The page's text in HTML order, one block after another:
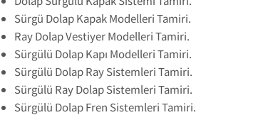
Sürgü Dolap Kapak Modelleri Tamiri.
Ray Dolap Vestiyer Modelleri Tamiri.
Sürgülü Dolap Kapı Modelleri Tamiri.
Sürgülü Dolap Ray Sistemleri Tamiri.
Sürgülü Ray Dolap Sistemleri Tamiri.
Sürgülü Dolap Fren Sistemleri Tamiri.